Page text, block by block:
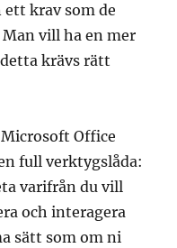
krav som de
vill ha en mer
krävs rätt
Office
full verktygslåda:
varifrån du vill
och interagera
sätt som om ni